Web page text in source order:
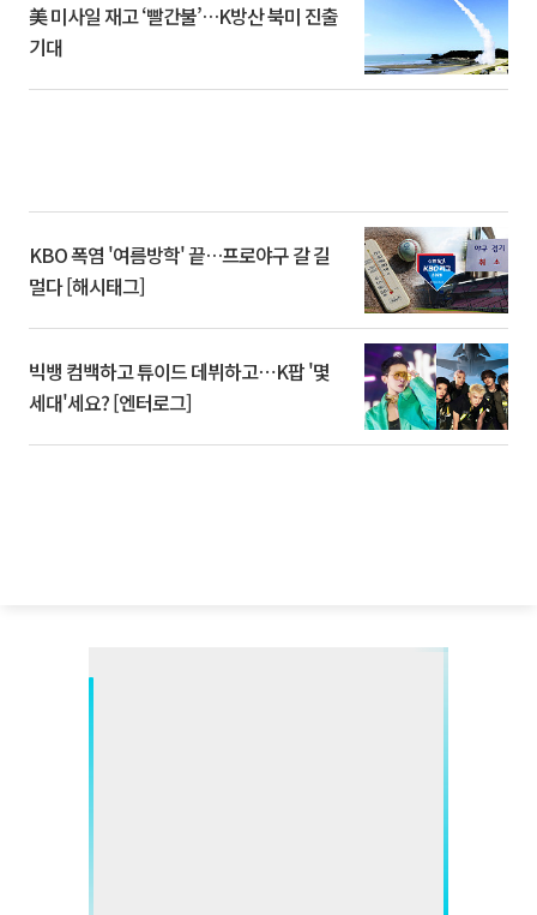
美 미사일 재고 ‘빨간불’…K방산 북미 진출
기대
KBO 폭염 '여름방학' 끝…프로야구 갈 길
멀다 [해시태그]
빅뱅 컴백하고 튜이드 데뷔하고⋯K팝 '몇
세대'세요? [엔터로그]